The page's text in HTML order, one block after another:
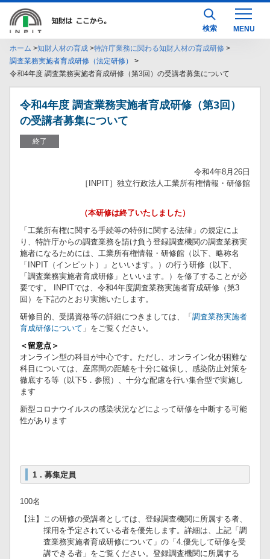
検索
ホーム 知財人材の育成
特許庁業務に関わる知財人材の育成研修
調査業務実施者育成研修（法定研修）
令和4年度 調査業務実施者育成研修（第3回）の受講者募集について
令和4年度 調査業務実施者育成研修（第3回）
の受講者募集について
終了
令和4年8月26日
［INPIT］独立行政法人工業所有権情報・研修館
（本研修は終了いたしました）
「工業所有権に関する手続等の特例に関する法律」の規定によ
り、特許庁からの調査業務を請け負う登録調査機関の調査業務実
施者になるためには、工業所有権情報・研修館（以下、略称名
「INPIT（インピット）」といいます。）の行う研修（以下、
「調査業務実施者育成研修」といいます。）を修了することが必
要です。 INPITでは、令和4年度調査業務実施者育成研修（第3
回）を下記のとおり実施いたします。
研修目的、受講資格等の詳細につきましては、「 調査業務実施者
育成研修について 」をご覧ください。
＜留意点＞
オンライン型の科目が中心です。ただし、オンライン化が困難な
科目については、座席間の距離を十分に確保し、感染防止対策を
徹底する等（以下5．参照）、十分な配慮を行い集合型で実施し
ます
新型コロナウイルスの感染状況などによって研修を中断する可能
性があります
1．募集定員
100名
【注】この研修の受講者としては、登録調査機関に所属する者、
採用を予定されている者を優先します。詳細は、上記「調
査業務実施者育成研修について」の「4.優先して研修を受
講できる者」をご覧ください。登録調査機関に所属する